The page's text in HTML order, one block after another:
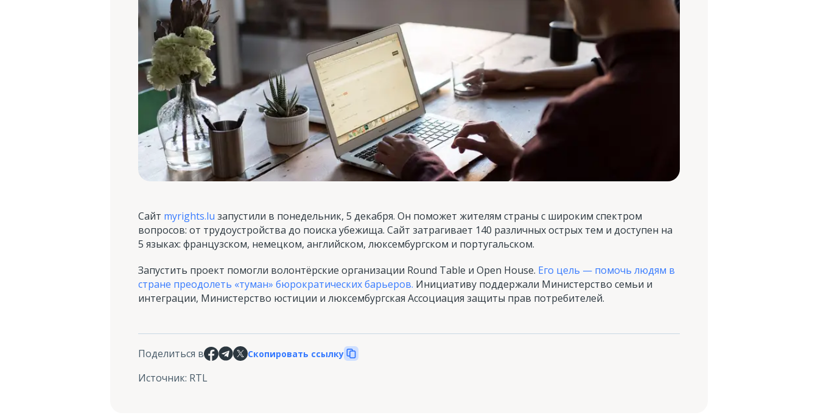
Сайт myrights.lu запустили в понедельник, 5 декабря. Он поможет жителям страны с широким спектром
вопросов: от трудоустройства до поиска убежища. Сайт затрагивает 140 различных острых тем и доступен на
5 языках: французском, немецком, английском, люксембургском и португальском.
Запустить проект помогли волонтёрские организации Round Table и Open House. Его цель — помочь людям в
стране преодолеть «туман» бюрократических барьеров. Инициативу поддержали Министерство семьи и
интеграции, Министерство юстиции и люксембургская Ассоциация защиты прав потребителей.
Поделиться в Скопировать ссылку
Источник: RTL